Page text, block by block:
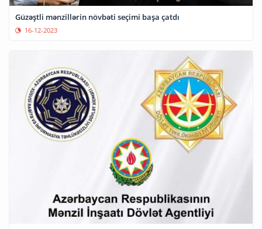
Güzəştli mənzillərin növbəti seçimi başa çatdı
16-12-2023